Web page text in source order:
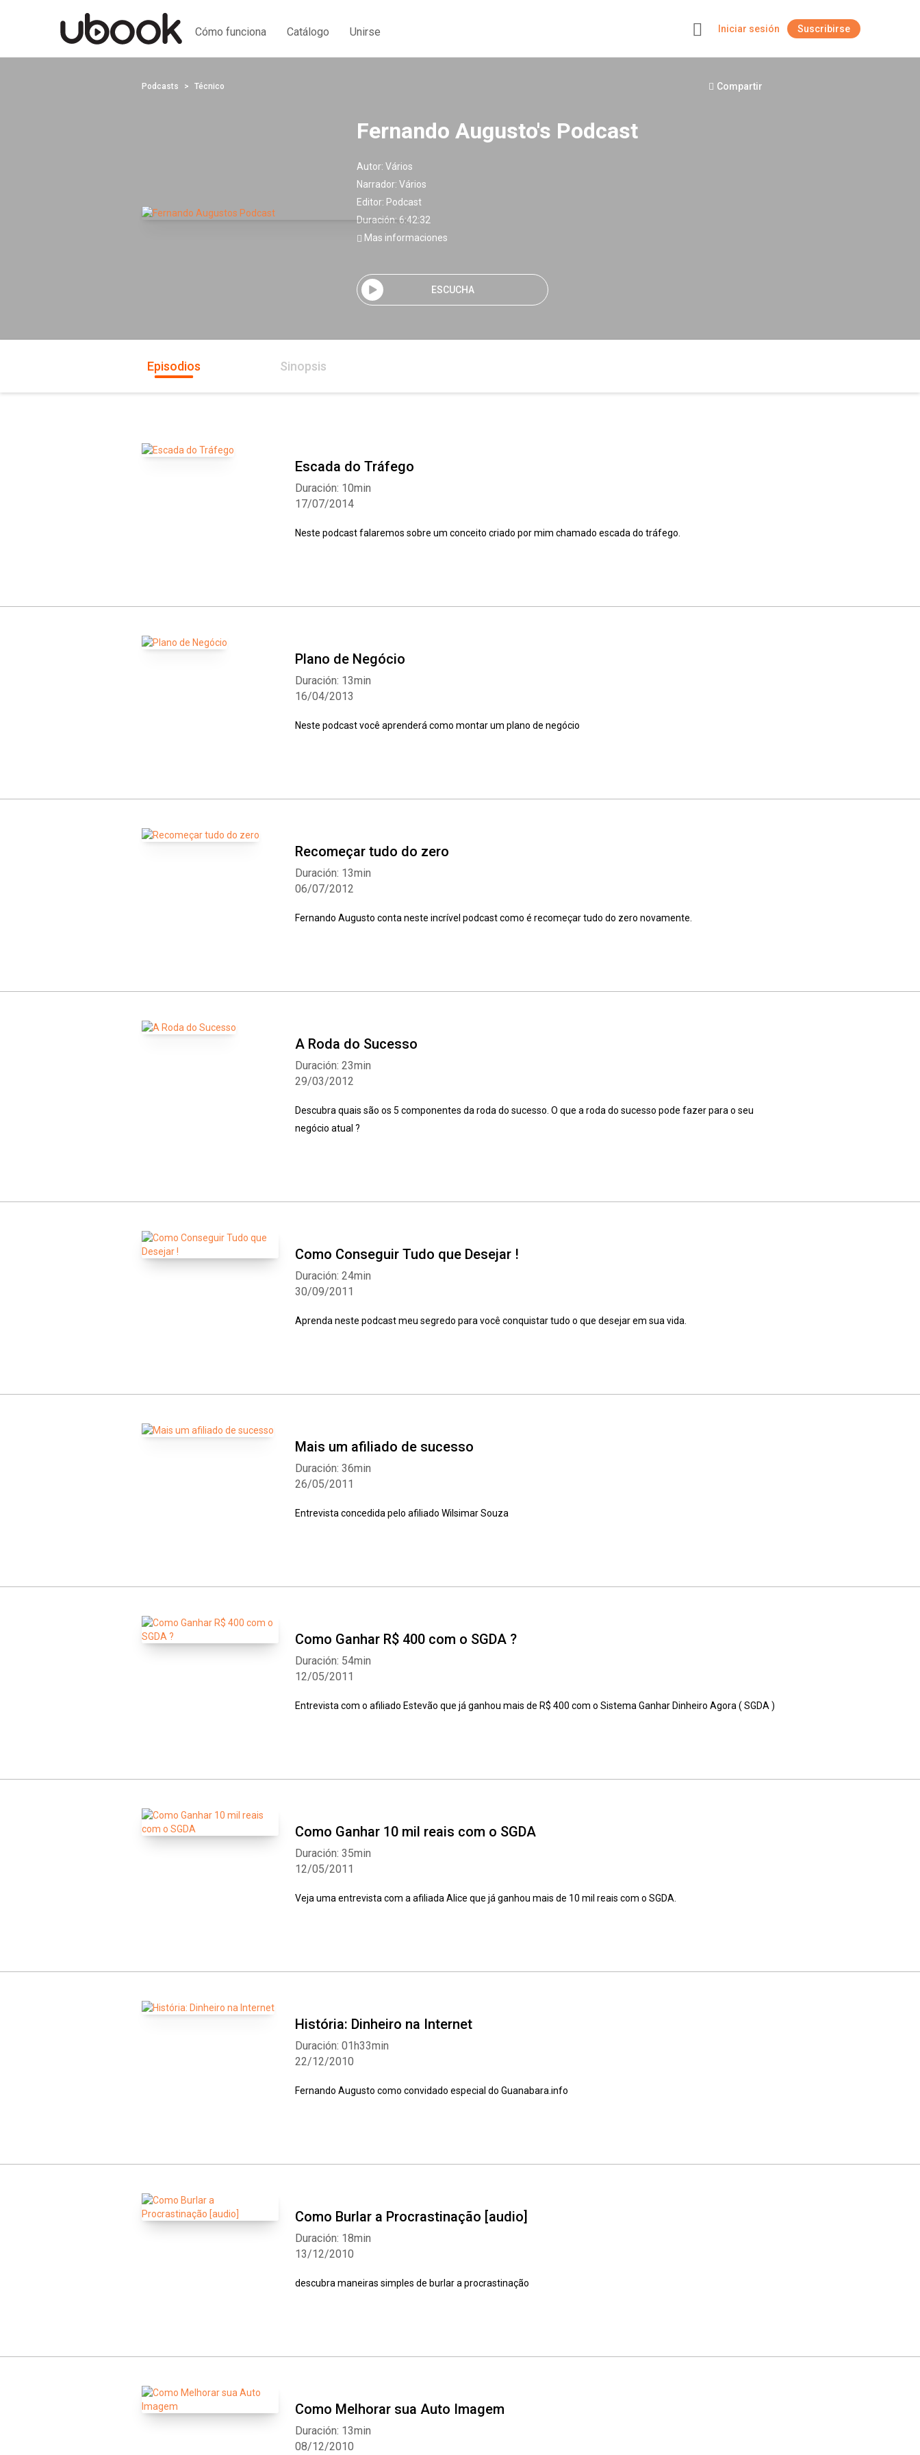
Cómo funciona Catálogo Unirse Iniciar sesión Suscribirse
Podcasts Técnico Compartir
Fernando Augusto's Podcast
Autor: Vários
Narrador: Vários
Editor: Podcast
Duración: 6:42:32
Mas informaciones
ESCUCHA
Episodios Sinopsis
Escada do Tráfego
17/07/2014
Duración: 10min
Neste podcast falaremos sobre um conceito criado por mim chamado escada do tráfego.
Plano de Negócio
16/04/2013
Duración: 13min
Neste podcast você aprenderá como montar um plano de negócio
Recomeçar tudo do zero
06/07/2012
Duración: 13min
Fernando Augusto conta neste incrível podcast como é recomeçar tudo do zero novamente.
A Roda do Sucesso
29/03/2012
Duración: 23min
Descubra quais são os 5 componentes da roda do sucesso. O que a roda do sucesso pode fazer para o seu
negócio atual ?
Como Conseguir Tudo que Desejar !
30/09/2011
Duración: 24min
Aprenda neste podcast meu segredo para você conquistar tudo o que desejar em sua vida.
Mais um afiliado de sucesso
26/05/2011
Duración: 36min
Entrevista concedida pelo afiliado Wilsimar Souza
Como Ganhar R$ 400 com o SGDA ?
12/05/2011
Duración: 54min
Entrevista com o afiliado Estevão que já ganhou mais de R$ 400 com o Sistema Ganhar Dinheiro Agora ( SGDA )
Como Ganhar 10 mil reais com o SGDA
12/05/2011
Duración: 35min
Veja uma entrevista com a afiliada Alice que já ganhou mais de 10 mil reais com o SGDA.
História: Dinheiro na Internet
22/12/2010
Duración: 01h33min
Fernando Augusto como convidado especial do Guanabara.info
Como Burlar a Procrastinação [audio]
13/12/2010
Duración: 18min
descubra maneiras simples de burlar a procrastinação
Como Melhorar sua Auto Imagem
08/12/2010
Duración: 13min